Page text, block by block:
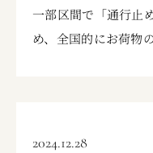
一部区間で「通行止
め、全国的にお荷物
2024.12.28